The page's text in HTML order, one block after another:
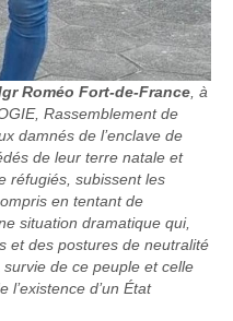
Roméo Fort-de-France , à
Rassemblement de
damnés de l’enclave de
de leur terre natale et
réfugiés, subissent les
en tentant de
situation dramatique qui,
et des postures de neutralité
de ce peuple et celle
d’un État